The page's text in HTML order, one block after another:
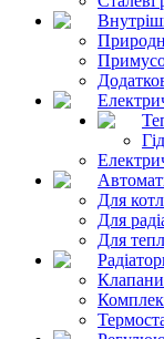
Для
Для
Для
Клапани